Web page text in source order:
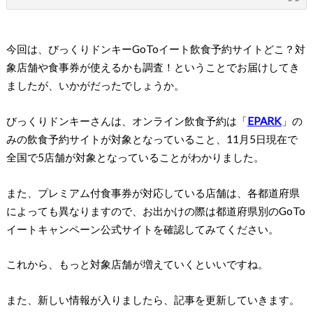
今回は、びっくりドンキーGoToイート飲食予約サイトどこ？対
象店舗や食事券が使えるかも調査！ということでお届けしてき
ましたが、いかがだったでしょうか。
びっくりドンキーさんは、オンライン飲食予約は「EPARK」の
みの飲食予約サイトが対象となっていること、11月5日現在で
全国で5店舗が対象となっていることがわかりました。
また、プレミアム付食事券が対応している店舗は、各都道府県
によっても異なりますので、お出かけの際は都道府県別のGoTo
イートキャンペーン公式サイトを確認してみてください。
これから、もっと対象店舗が増えていくといいですね。
また、新しい情報が入りましたら、記事を更新していきます。